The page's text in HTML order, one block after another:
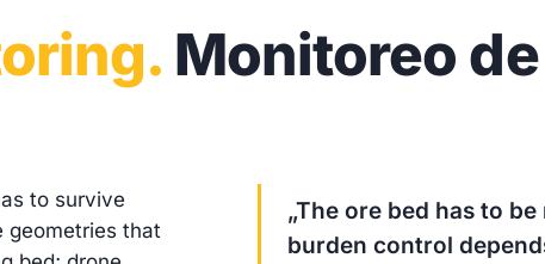
Monitoreo
to survive
geometries that
„The ore bed has to
burden control